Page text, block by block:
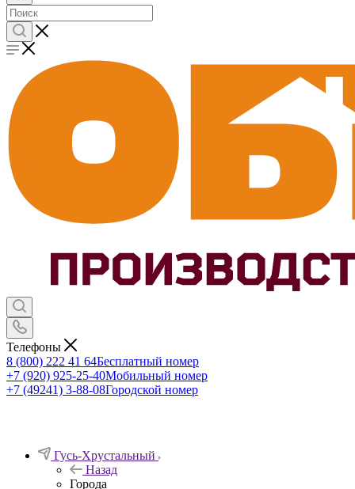
Телефоны
8 (800) 222 41 64Бесплатный номер
+7 (920) 925-25-40Мобильный номер
+7 (49241) 3-88-08Городской номер
Гусь-Хрустальный
Назад
Города